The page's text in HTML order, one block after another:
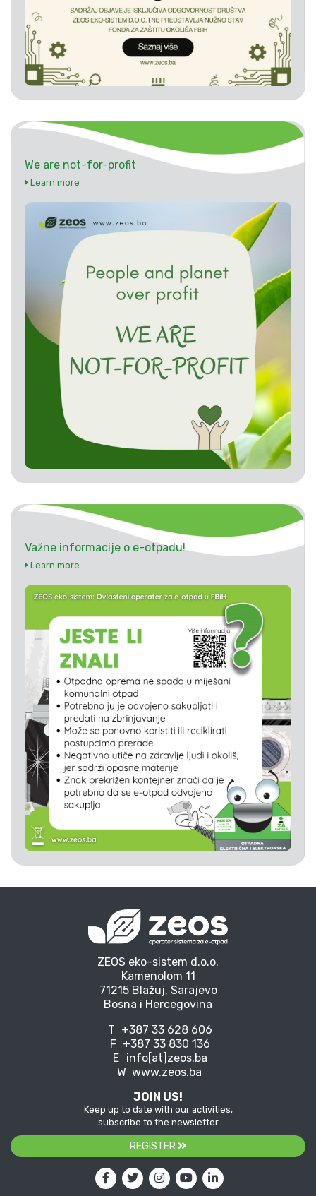
We are not-for-profit
Learn more
Važne informacije o e-otpadu!
Learn more
ZEOS eko-sistem d.o.o.
Kamenolom 11
71215 Blažuj, Sarajevo
Bosna i Hercegovina
T +387 33 628 606
F +387 33 830 136
E info[at]zeos.ba
W www.zeos.ba
JOIN US!
Keep up to date with our activities,
subscribe to the newsletter
REGISTER